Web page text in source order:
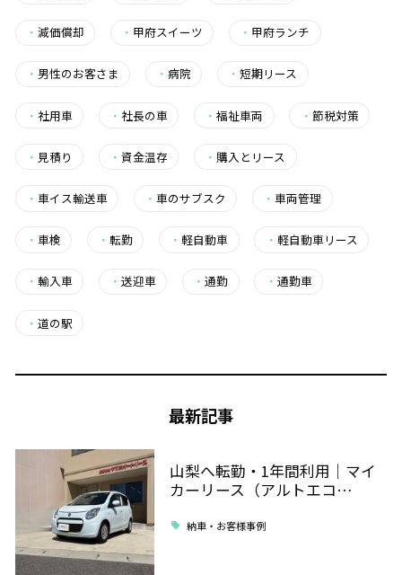
・ 減価償却 ・ 甲府スイーツ ・ 甲府ランチ
・ 男性のお客さま ・病院 ・短期リース
・ 社用車 ・社長の車 ・福祉車両 ・ 節税対策
・ 見積り ・資金温存 ・ 購入とリース
・ 車イス輸送車 ・ 車のサブスク ・ 車両管理
・ 車検 ・転勤 ・軽自動車 ・ 軽自動車リース
・ 輸入車 ・送迎車 ・通勤 ・ 通勤車
・ 道の駅
最新記事
山梨へ転勤・1年間利用｜マイ
カーリース（アルトエコ…
納車・お客様事例